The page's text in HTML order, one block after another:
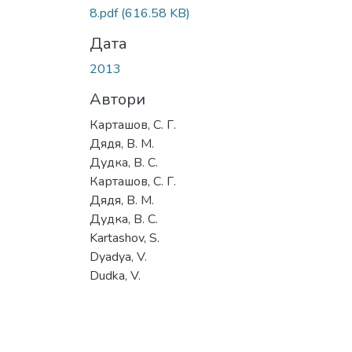
8.pdf(616.58 KB)
Дата
2013
Автори
Карташов, С. Г.
Дядя, В. М.
Дудка, В. С.
Карташов, С. Г.
Дядя, В. М.
Дудка, В. С.
Kartashov, S.
Dyadya, V.
Dudka, V.